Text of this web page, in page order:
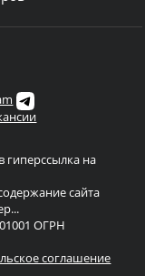
гиперссылка на
сайта
ОГРН
соглашение